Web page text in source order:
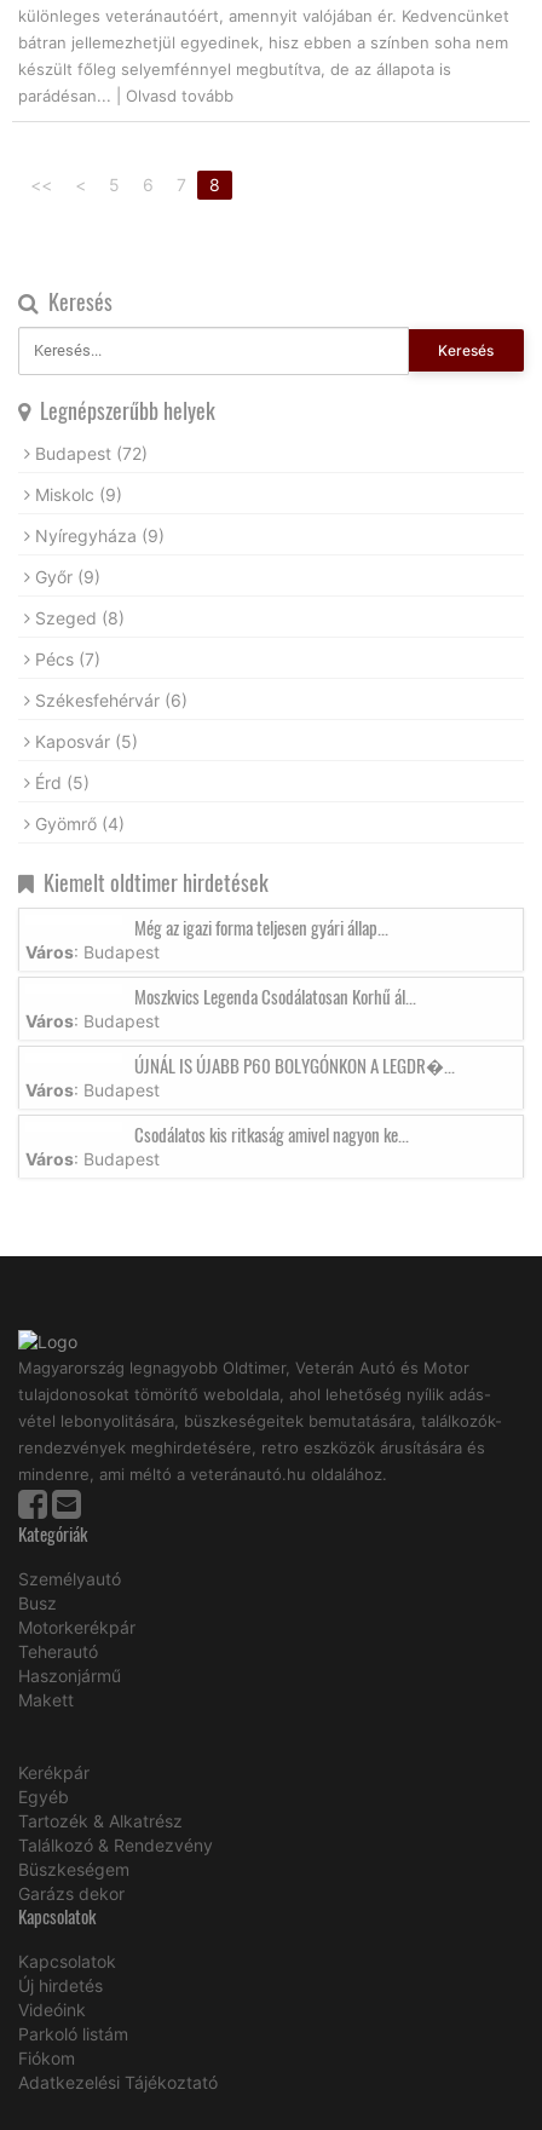
különleges veteránautóért, amennyit valójában ér. Kedvencünket
bátran jellemezhetjül egyedinek, hisz ebben a színben soha nem
készült főleg selyemfénnyel megbutítva, de az állapota is
parádésan... | Olvasd tovább
<< < 5 6 7 8
Keresés
Keresés
Legnépszerűbb helyek
Budapest (72)
Miskolc (9)
Nyíregyháza (9)
Győr (9)
Szeged (8)
Pécs (7)
Székesfehérvár (6)
Kaposvár (5)
Érd (5)
Gyömrő (4)
Kiemelt oldtimer hirdetések
Még az igazi forma teljesen gyári állap...
Város: Budapest
Moszkvics Legenda Csodálatosan Korhű ál...
Város: Budapest
ÚJNÁL IS ÚJABB P60 BOLYGÓNKON A LEGDR�...
Város: Budapest
Csodálatos kis ritkaság amivel nagyon ke...
Város: Budapest
Magyarország legnagyobb Oldtimer, Veterán Autó és Motor
tulajdonosokat tömörítő weboldala, ahol lehetőség nyílik adás-
vétel lebonyolitására, büszkeségeitek bemutatására, találkozók-
rendezvények meghirdetésére, retro eszközök árusítására és
mindenre, ami méltó a veteránautó.hu oldalához.
Kategóriák
Személyautó
Busz
Motorkerékpár
Teherautó
Haszonjármű
Makett
Kerékpár
Egyéb
Tartozék & Alkatrész
Találkozó & Rendezvény
Büszkeségem
Garázs dekor
Kapcsolatok
Kapcsolatok
Új hirdetés
Videóink
Parkoló listám
Fiókom
Adatkezelési Tájékoztató